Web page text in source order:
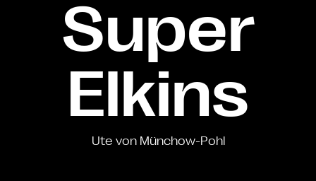
Super
Elkins
Ute von Münchow-Pohl